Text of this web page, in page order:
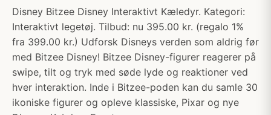
Disney Bitzee Disney Interaktivt Kæledyr. Kategori:
Interaktivt legetøj. Tilbud: nu 395.00 kr. (regalo 1%
fra 399.00 kr.) Udforsk Disneys verden som aldrig før
med Bitzee Disney! Bitzee Disney-figurer reagerer på
swipe, tilt og tryk med søde lyde og reaktioner ved
hver interaktion. Inde i Bitzee-poden kan du samle 30
ikoniske figurer og opleve klassiske, Pixar og nye